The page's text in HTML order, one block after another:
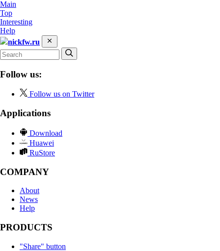
Main
Top
Interesting
Help
nickfw.ru
Follow us:
Follow us on Twitter
Applications
Download
Huawei
RuStore
COMPANY
About
News
Help
PRODUCTS
"Share" button